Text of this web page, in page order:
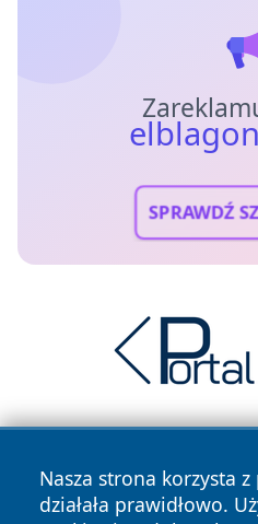
SPRAWDŹ
Nasza strona korzysta
działała prawidłowo.